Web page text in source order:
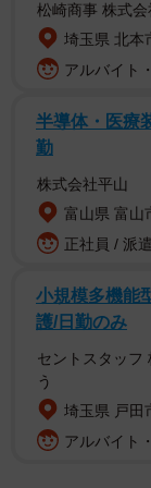
へ放り投げます
仲間との別れの
生が帽子を投げ
に散らばった帽
たちへの感謝が
新」と呼ばれる
りの20％が「お
淡い期待だった
実は防衛大学校
松崎商事 株式
埼玉県 北本
アルバイト
半導体・医療
勤
株式会社平山
富山県 富山
正社員 / 派
小規模多機能
護/日勤のみ
セントスタッフ
う
埼玉県 戸田
アルバイト